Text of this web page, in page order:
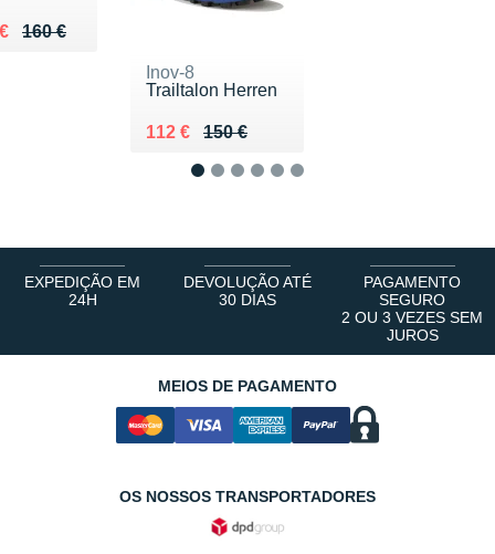
160 €
de 160 €
110 €
Inov-8
Trailtalon Herren
150 €
Au lieu de 150 €
112 €
Vendu 112 €
EXPEDIÇÃO EM
24H
DEVOLUÇÃO ATÉ
30 DIAS
PAGAMENTO
SEGURO
2 OU 3 VEZES SEM
JUROS
MEIOS DE PAGAMENTO
OS NOSSOS TRANSPORTADORES